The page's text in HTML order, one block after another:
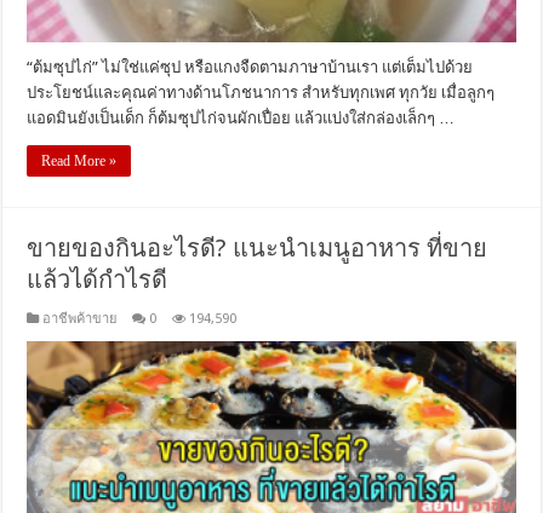
“ต้มซุปไก่” ไม่ใช่แค่ซุป หรือแกงจืดตามภาษาบ้านเรา แต่เต็มไปด้วย
ประโยชน์และคุณค่าทางด้านโภชนาการ สำหรับทุกเพศ ทุกวัย เมื่อลูกๆ
แอดมินยังเป็นเด็ก ก็ต้มซุปไก่จนผักเปื่อย แล้วแบ่งใส่กล่องเล็กๆ …
Read More »
ขายของกินอะไรดี? แนะนำเมนูอาหาร ที่ขาย
แล้วได้กำไรดี
อาชีพค้าขาย 0 194,590